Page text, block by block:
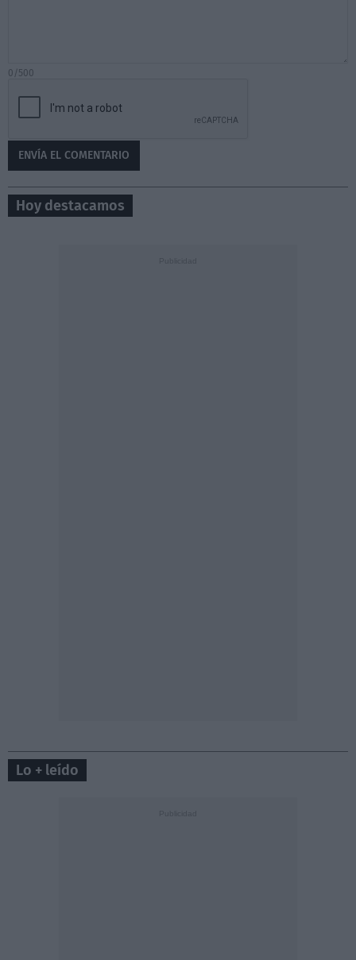
0/500
Hoy destacamos
Lo + leído